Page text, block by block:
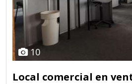
10
Local comercial en